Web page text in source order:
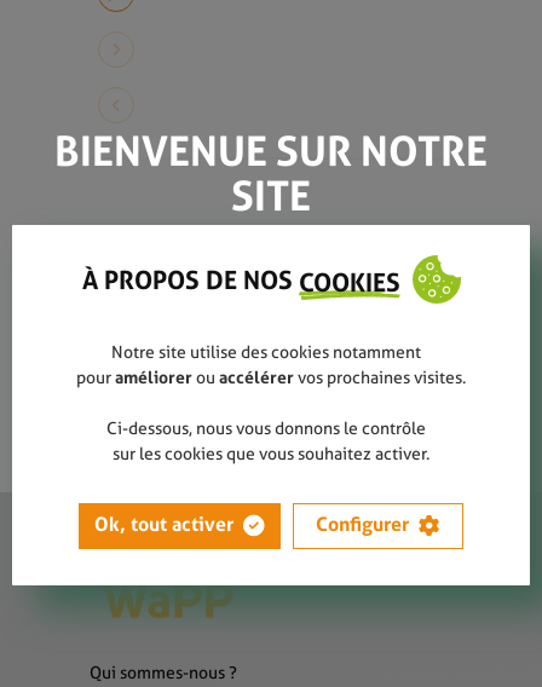
MARATHON DE LA
PROPRETÉ (2)
Qui sommes-nous ?
BIENVENUE SUR NOTRE
SITE
À PROPOS DE NOS COOKIES
Notre site utilise des cookies notamment
pouraméliorerou accélérervos prochaines visites.
Ci-dessous, nous vous donnons le contrôle
sur les cookies que vous souhaitez activer.
Ok, tout activer Configurer